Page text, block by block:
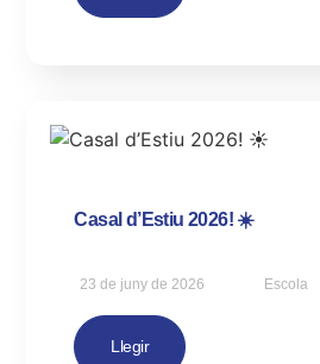
Casal d’Estiu 2026! ☀️
23 de juny de 2026 Escola
Llegir